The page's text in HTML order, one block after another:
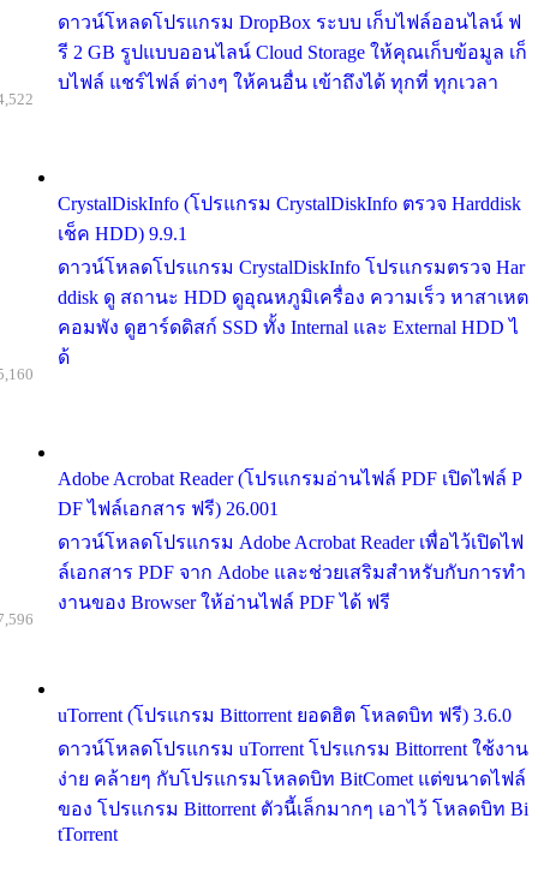
ดาวน์โหลดโปรแกรม DropBox ระบบ เก็บไฟล์ออนไลน์ ฟ
รี 2 GB รูปแบบออนไลน์ Cloud Storage ให้คุณเก็บข้อมูล เก็
บไฟล์ แชร์ไฟล์ ต่างๆ ให้คนอื่น เข้าถึงได้ ทุกที่ ทุกเวลา
CrystalDiskInfo (โปรแกรม CrystalDiskInfo ตรวจ Harddisk
เช็ค HDD) 9.9.1
ดาวน์โหลดโปรแกรม CrystalDiskInfo โปรแกรมตรวจ Har
ddisk ดู สถานะ HDD ดูอุณหภูมิเครื่อง ความเร็ว หาสาเหต
คอมพัง ดูฮาร์ดดิสก์ SSD ทั้ง Internal และ External HDD ไ
ด้
Adobe Acrobat Reader (โปรแกรมอ่านไฟล์ PDF เปิดไฟล์ P
DF ไฟล์เอกสาร ฟรี) 26.001
ดาวน์โหลดโปรแกรม Adobe Acrobat Reader เพื่อไว้เปิดไฟ
ล์เอกสาร PDF จาก Adobe และช่วยเสริมสำหรับกับการทำ
งานของ Browser ให้อ่านไฟล์ PDF ได้ ฟรี
uTorrent (โปรแกรม Bittorrent ยอดฮิต โหลดบิท ฟรี) 3.6.0
ดาวน์โหลดโปรแกรม uTorrent โปรแกรม Bittorrent ใช้งาน
ง่าย คล้ายๆ กับโปรแกรมโหลดบิท BitComet แต่ขนาดไฟล์
ของ โปรแกรม Bittorrent ตัวนี้เล็กมากๆ เอาไว้ โหลดบิท Bi
tTorrent